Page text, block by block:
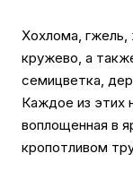
Хохлома, гжель,
кружево, а
семицветка,
Каждое из этих
воплощенная в
кропотливом